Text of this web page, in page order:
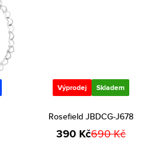
Výprodej Skladem
Rosefield JBDCG-J678
390 Kč690 Kč